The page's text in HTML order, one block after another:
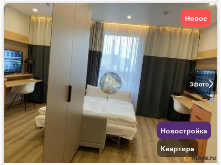
3фото
Новое
Новостройка
Квартира